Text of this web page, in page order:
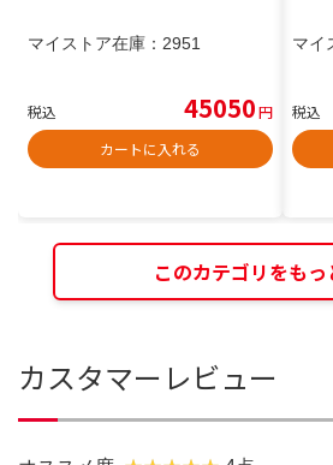
マイストア在庫： 2951
税込 45050円
カートに入れる
マイ
税込
このカテゴリをもっ
カスタマーレビュー